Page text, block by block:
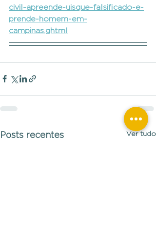
civil-apreende-uisque-falsificado-e-
prende-homem-em-
campinas.ghtml
Posts recentes Ver tudo